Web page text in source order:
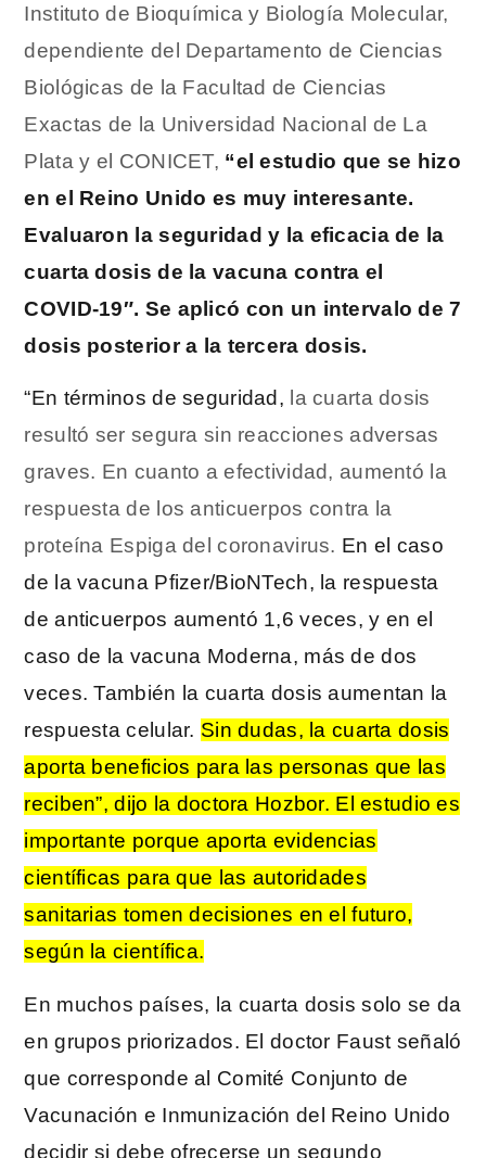
Instituto de Bioquímica y Biología Molecular,
dependiente del Departamento de Ciencias
Biológicas de la Facultad de Ciencias
Exactas de la Universidad Nacional de La
Plata y el CONICET, “el estudio que se hizo
en el Reino Unido es muy interesante.
Evaluaron la seguridad y la eficacia de la
cuarta dosis de la vacuna contra el
COVID-19″. Se aplicó con un intervalo de 7
dosis posterior a la tercera dosis.
“En términos de seguridad, la cuarta dosis
resultó ser segura sin reacciones adversas
graves. En cuanto a efectividad, aumentó la
respuesta de los anticuerpos contra la
proteína Espiga del coronavirus. En el caso
de la vacuna Pfizer/BioNTech, la respuesta
de anticuerpos aumentó 1,6 veces, y en el
caso de la vacuna Moderna, más de dos
veces. También la cuarta dosis aumentan la
respuesta celular. Sin dudas, la cuarta dosis
aporta beneficios para las personas que las
reciben”, dijo la doctora Hozbor. El estudio es
importante porque aporta evidencias
científicas para que las autoridades
sanitarias tomen decisiones en el futuro,
según la científica.
En muchos países, la cuarta dosis solo se da
en grupos priorizados. El doctor Faust señaló
que corresponde al Comité Conjunto de
Vacunación e Inmunización del Reino Unido
decidir si debe ofrecerse un segundo